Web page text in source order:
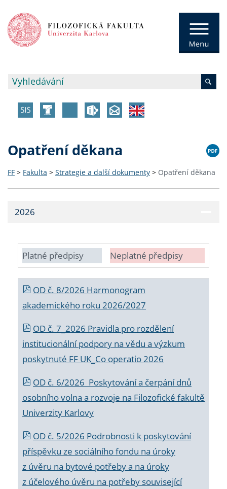
Opatření děkana
FF > Fakulta > Strategie a další dokumenty > Opatření děkana
2026
Platné předpisy Neplatné předpisy
OD č. 8/2026 Harmonogram
akademického roku 2026/2027
OD č. 7_2026 Pravidla pro rozdělení
institucionální podpory na vědu a výzkum
poskytnuté FF UK_Co operatio 2026
OD č. 6/2026 Poskytování a čerpání dnů
osobního volna a rozvoje na Filozofické fakultě
Univerzity Karlovy
OD č. 5/2026 Podrobnosti k poskytování
příspěvku ze sociálního fondu na úroky
z úvěru na bytové potřeby a na úroky
z účelového úvěru na potřeby související